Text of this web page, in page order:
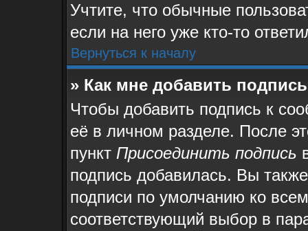
Учтите, что обычные
если на него уже кто-то
Вернуться к началу
» Как мне добавить
Чтобы добавить подпись к
её в личном разделе. После
пункт Присоединить подпись
подпись добавилась. Вы
подписи по умолчанию ко
соответствующий выбор в